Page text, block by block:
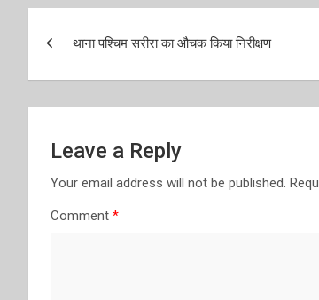
थाना पश्चिम सरीरा का औचक किया निरीक्षण
Leave a Reply
Your email address will not be published.
Comment *